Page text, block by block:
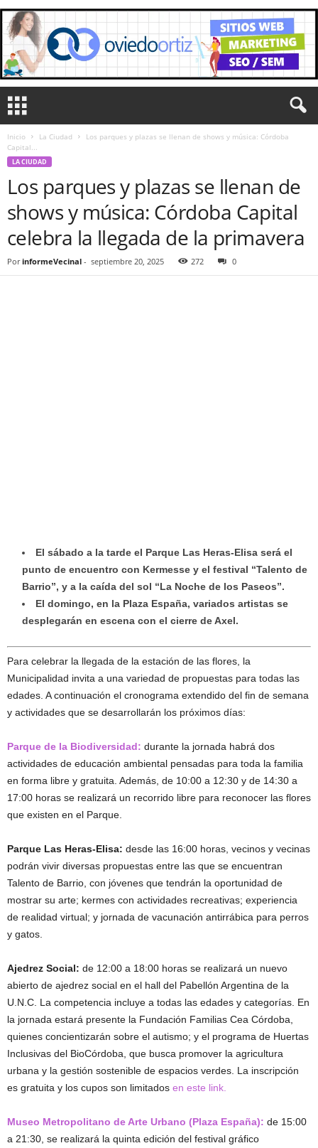
Inicio La Ciudad
Los parques y plazas se llenan de shows y música: Córdoba
Capital...
LA CIUDAD
Los parques y plazas se llenan de
shows y música: Córdoba Capital
celebra la llegada de la primavera
Por informeVecinal - septiembre 20, 2025 272 0
El sábado a la tarde el Parque Las Heras-Elisa será el
punto de encuentro con Kermesse y el festival “Talento de
Barrio”, y a la caída del sol “La Noche de los Paseos”.
El domingo, en la Plaza España, variados artistas se
desplegarán en escena con el cierre de Axel.
Para celebrar la llegada de la estación de las flores, la
Municipalidad invita a una variedad de propuestas para todas las
edades. A continuación el cronograma extendido del fin de semana
y actividades que se desarrollarán los próximos días:
Parque de la Biodiversidad: durante la jornada habrá dos
actividades de educación ambiental pensadas para toda la familia
en forma libre y gratuita. Además, de 10:00 a 12:30 y de 14:30 a
17:00 horas se realizará un recorrido libre para reconocer las flores
que existen en el Parque.
Parque Las Heras-Elisa: desde las 16:00 horas, vecinos y vecinas
podrán vivir diversas propuestas entre las que se encuentran
Talento de Barrio, con jóvenes que tendrán la oportunidad de
mostrar su arte; kermes con actividades recreativas; experiencia
de realidad virtual; y jornada de vacunación antirrábica para perros
y gatos.
Ajedrez Social: de 12:00 a 18:00 horas se realizará un nuevo
abierto de ajedrez social en el hall del Pabellón Argentina de la
U.N.C. La competencia incluye a todas las edades y categorías. En
la jornada estará presente la Fundación Familias Cea Córdoba,
quienes concientizarán sobre el autismo; y el programa de Huertas
Inclusivas del BioCórdoba, que busca promover la agricultura
urbana y la gestión sostenible de espacios verdes. La inscripción
es gratuita y los cupos son limitados en este link.
Museo Metropolitano de Arte Urbano (Plaza España): de 15:00
a 21:30, se realizará la quinta edición del festival gráfico